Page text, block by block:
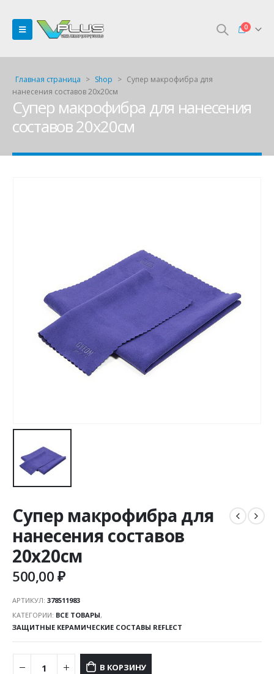
0
Главная страница > Shop > Супер макрофибра для
нанесения составов 20х20см
Супер макрофибра для нанесения
составов 20х20см
Супер макрофибра для
нанесения составов
20х20см
500,00₽
АРТИКУЛ: 378511983
КАТЕГОРИИ: ВСЕ ТОВАРЫ,
ЗАЩИТНЫЕ КЕРАМИЧЕСКИЕ СОСТАВЫ REFLECT
В КОРЗИНУ